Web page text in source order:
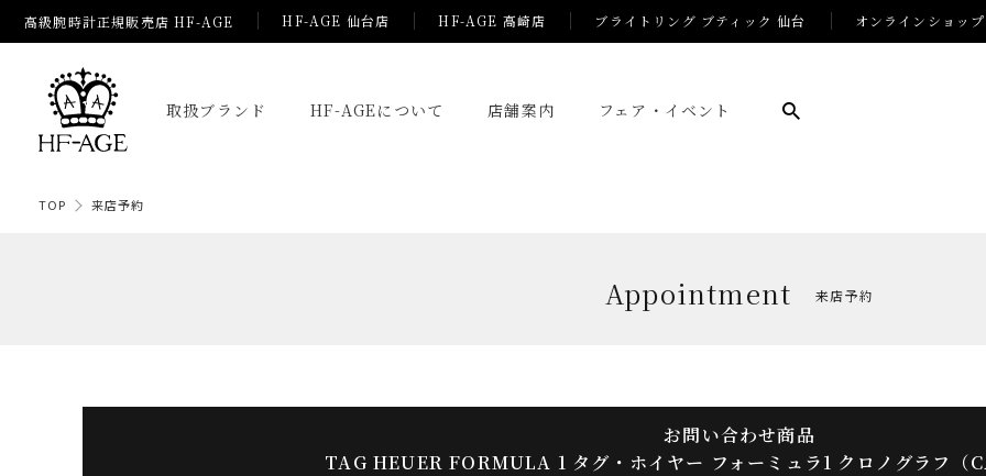
高級腕時計正規販売店 HF-AGE HF-AGE 仙台店 HF-AGE 高崎店 ブライトリング ブティック 仙台 オンラインショップ
取扱ブランド HF-AGEについて 店舗案内 フェア・イベント
TOP 来店予約
Appointment 来店予約
お問い合わせ商品
TAG HEUER FORMULA 1 タグ・ホイヤー フォーミュラ1 クロノグラフ